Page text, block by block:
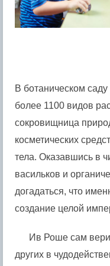
В ботаническом
более 1100 видов
сокровищница
косметических
тела. Оказавшись в
васильков и
догадаться, что
создание целой
Ив Роше сам
других в